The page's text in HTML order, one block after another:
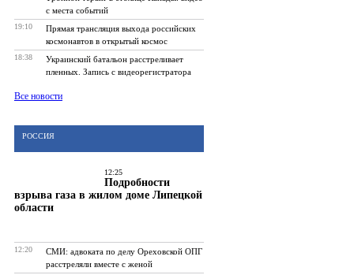
с места событий
19:10
Прямая трансляция выхода российских
космонавтов в открытый космос
18:38
Украинский батальон расстреливает
пленных. Запись с видеорегистратора
Все новости
РОССИЯ
12:25
Подробности
взрыва газа в жилом доме Липецкой
области
12:20
СМИ: адвоката по делу Ореховской ОПГ
расстреляли вместе с женой